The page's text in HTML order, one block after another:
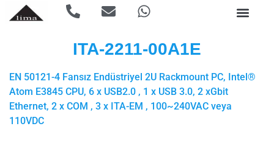
ITA-2211-00A1E
EN 50121-4 Fansız Endüstriyel 2U Rackmount PC, Intel®
Atom E3845 CPU, 6 x USB2.0 , 1 x USB 3.0, 2 xGbit
Ethernet, 2 x COM , 3 x ITA-EM , 100~240VAC veya
110VDC